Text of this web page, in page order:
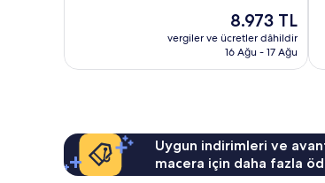
Güncel
fiyat:
8.973 TL
8.973 TL
vergiler ve ücretler dâhildir
16 Ağu - 17 Ağu
Uygun indirimleri ve
macera için daha fazla